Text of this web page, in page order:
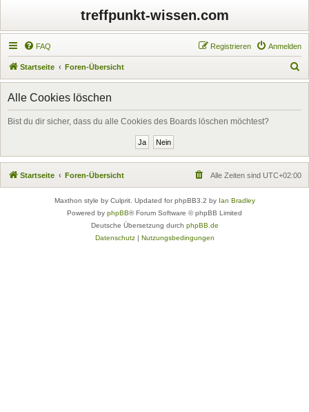
treffpunkt-wissen.com
FAQ Anmelden
Registrieren
Startseite Foren-Übersicht
u
Alle Cookies löschen
Bist du dir sicher, dass du alle Cookies des Boards löschen möchtest?
Startseite Foren-Übersicht Alle Zeiten sind UTC+02:00
Maxthon style by Culprit. Updated for phpBB3.2 by Ian Bradley
Powered by phpBB® Forum Software © phpBB Limited
Deutsche Übersetzung durch phpBB.de
Datenschutz| Nutzungsbedingungen